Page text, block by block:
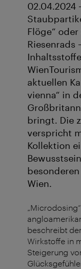
02.04.2024
Flöge“
Riesenrads
aktuellen
vienna“ in
bringt. Die
verspricht
Kollektion
Wien.
beschreibt
Wirkstoffe in
Steigerung